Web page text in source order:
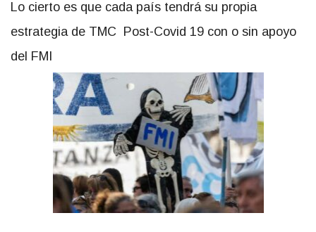
Lo cierto es que cada país tendrá su propia
estrategia de TMC Post-Covid 19 con o sin apoyo
del FMI